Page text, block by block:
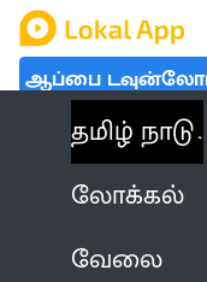
ஆப்பை
தமிழ் நாடு
லோக்கல்
வேலை